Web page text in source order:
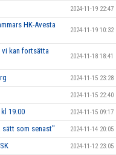
2024-11-19 22:47
HK-Avesta
2024-11-19 10:32
vi kan fortsätta
2024-11-18 18:41
2024-11-15 23:28
2024-11-15 22:40
19.00 2024-11-15 09:17
sätt som senast" 2024-11-14 20:05
2024-11-12 23:05